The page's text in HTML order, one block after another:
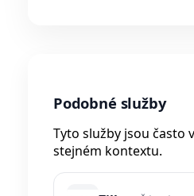
Podobné služby
Tyto služby jsou často
stejném kontextu.